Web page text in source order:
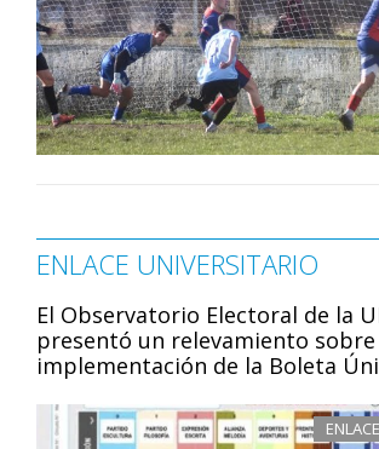
ENLACE UNIVERSITARIO
El Observatorio Electoral de la
presentó un relevamiento sobre
implementación de la Boleta